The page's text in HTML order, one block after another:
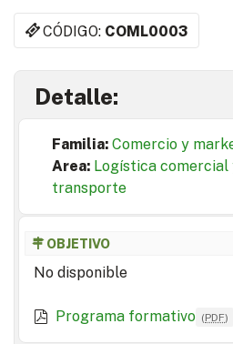
CÓDIGO: COML0003
Detalle:
Familia: Comercio y
Area: Logística
transporte
OBJETIVO
No disponible
Programa formativo (PDF)